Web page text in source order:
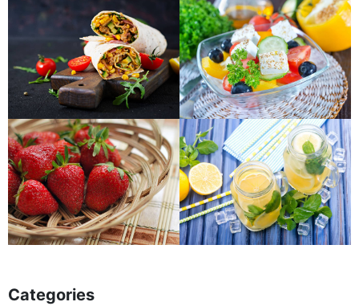
Categories